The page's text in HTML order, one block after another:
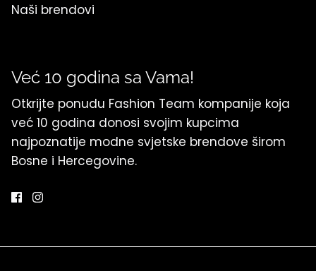
Naši brendovi
Već 10 godina sa Vama!
Otkrijte ponudu Fashion Team kompanije koja
već 10 godina donosi svojim kupcima
najpoznatije modne svjetske brendove širom
Bosne i Hercegovine.